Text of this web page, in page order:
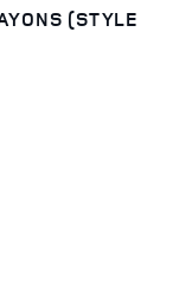
(STYLE